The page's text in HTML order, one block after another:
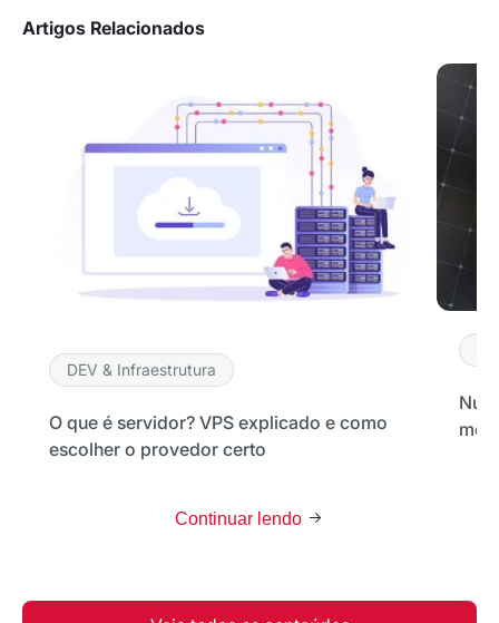
Artigos Relacionados
DEV & Infraestrutura
O que é servidor? VPS explicado e como
escolher o provedor certo
Continuar lendo